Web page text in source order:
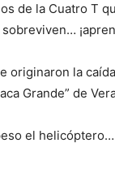
de la Cuatro T
originaron la
Grande” de
el helicóptero…